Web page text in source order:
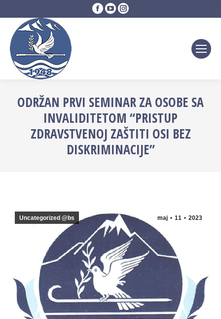
Facebook
page
YouTube
page
Instagram
page
ODRŽAN PRVI SEMINAR ZA OSOBE SA
INVALIDITETOM “PRISTUP
ZDRAVSTVENOJ ZAŠTITI OSI BEZ
DISKRIMINACIJE”
maj 11 2023
Uncategorized @bs